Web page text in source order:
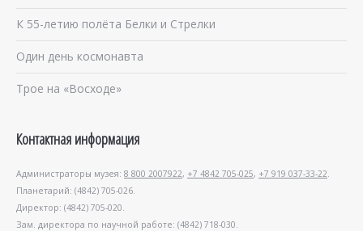
К 55-летию полёта Белки и Стрелки
Один день космонавта
Трое на «Восходе»
Контактная информация
Администраторы музея: 8 800 2007922, +7 4842 705-025, +7 919 037-33-22.
Планетарий: (4842) 705-026.
Директор: (4842) 705-020.
Зам. директора по научной работе: (4842) 718-030.